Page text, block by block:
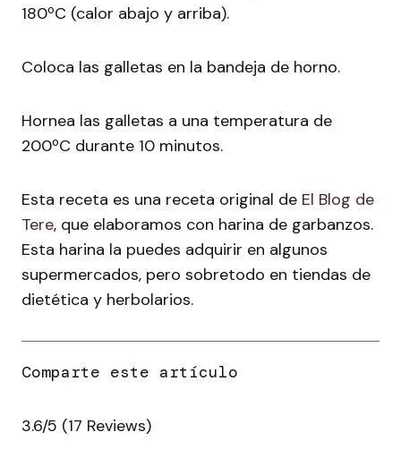
180ºC (calor abajo y arriba).
Coloca las galletas en la bandeja de horno.
Hornea las galletas a una temperatura de
200ºC durante 10 minutos.
Esta receta es una receta original de El Blog de
Tere, que elaboramos con harina de garbanzos.
Esta harina la puedes adquirir en algunos
supermercados, pero sobretodo en tiendas de
dietética y herbolarios.
3.6/5 (17 Reviews)